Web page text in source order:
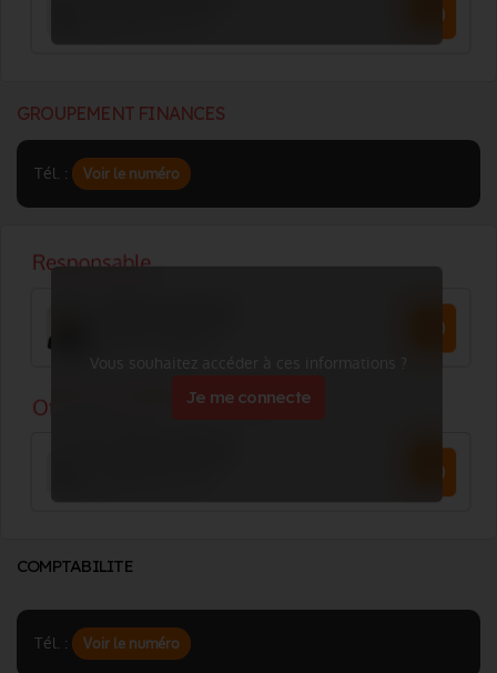
GROUPEMENT FINANCES
Tél. : Voir le numéro
Vous souhaitez accéder à ces informations ?
Je me connecte
COMPTABILITE
Tél. : Voir le numéro